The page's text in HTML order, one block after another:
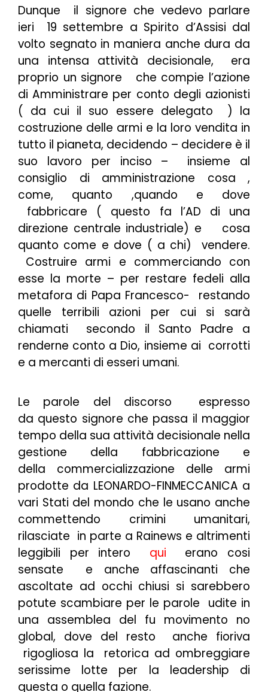
Dunque il signore che vedevo parlare
ieri 19 settembre a Spirito d’Assisi dal
volto segnato in maniera anche dura da
una intensa attività decisionale, era
proprio un signore che compie l’azione
di Amministrare per conto degli azionisti
( da cui il suo essere delegato ) la
costruzione delle armi e la loro vendita in
tutto il pianeta, decidendo – decidere è il
suo lavoro per inciso – insieme al
consiglio di amministrazione cosa ,
come, quanto ,quando e dove
fabbricare ( questo fa l’AD di una
direzione centrale industriale) e cosa
quanto come e dove ( a chi) vendere.
Costruire armi e commerciando con
esse la morte – per restare fedeli alla
metafora di Papa Francesco- restando
quelle terribili azioni per cui si sarà
chiamati secondo il Santo Padre a
renderne conto a Dio, insieme ai corrotti
e a mercanti di esseri umani.
Le parole del discorso espresso
da questo signore che passa il maggior
tempo della sua attività decisionale nella
gestione della fabbricazione e
della commercializzazione delle armi
prodotte da LEONARDO-FINMECCANICA a
vari Stati del mondo che le usano anche
commettendo crimini umanitari,
rilasciate in parte a Rainews e altrimenti
leggibili per intero
qui erano cosi
sensate e anche affascinanti che
ascoltate ad occhi chiusi si sarebbero
potute scambiare per le parole udite in
una assemblea del fu movimento no
global, dove del resto anche fioriva
rigogliosa la retorica ad ombreggiare
serissime lotte per la leadership di
questa o quella fazione.